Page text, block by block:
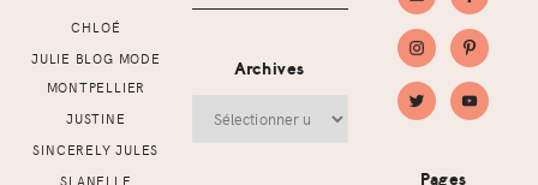
CHLOÉ
JULIE BLOG MODE
MONTPELLIER
JUSTINE
SINCERELY JULES
SLANELLE
Archives
Pages